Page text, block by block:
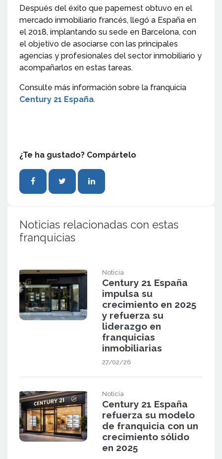
Después del éxito que papernest obtuvo en el
mercado inmobiliario francés, llegó a España en
el 2018, implantando su sede en Barcelona, con
el objetivo de asociarse con las principales
agencias y profesionales del sector inmobiliario y
acompañarlos en estas tareas.
Consulte más información sobre la franquicia
Century 21 España.
¿Te ha gustado? Compártelo
Noticias relacionadas con estas
franquicias
Noticia
Century 21 España
impulsa su
crecimiento en 2025
y refuerza su
liderazgo en
franquicias
inmobiliarias
27/02/26
Noticia
Century 21 España
refuerza su modelo
de franquicia con un
crecimiento sólido
en 2025